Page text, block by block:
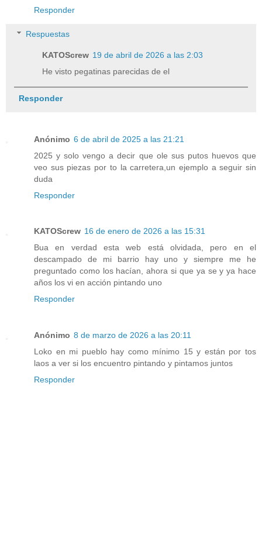
Responder
Respuestas
KATOScrew 19 de abril de 2026 a las 2:03
He visto pegatinas parecidas de el
Responder
Anónimo 6 de abril de 2025 a las 21:21
2025 y solo vengo a decir que ole sus putos huevos que
veo sus piezas por to la carretera,un ejemplo a seguir sin
duda
Responder
KATOScrew 16 de enero de 2026 a las 15:31
Bua en verdad esta web está olvidada, pero en el
descampado de mi barrio hay uno y siempre me he
preguntado como los hacían, ahora si que ya se y ya hace
años los vi en acción pintando uno
Responder
Anónimo 8 de marzo de 2026 a las 20:11
Loko en mi pueblo hay como mínimo 15 y están por tos
laos a ver si los encuentro pintando y pintamos juntos
Responder